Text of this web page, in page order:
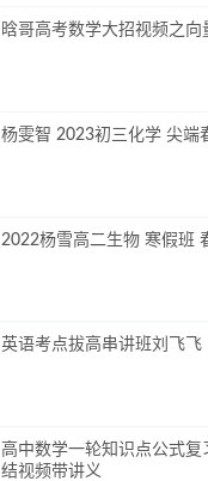
晗哥高考数学大招视频之向
杨雯智 2023初三化学 尖端
2022杨雪高二生物 寒假班
英语考点拔高串讲班刘飞飞
高中数学一轮知识点公式复
结视频带讲义